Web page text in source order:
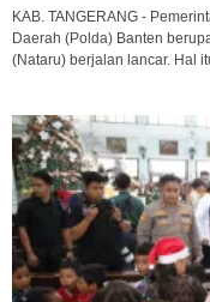
KAB. TANGERANG -
Daerah (Polda) Banten
(Nataru) berjalan lancar. Hal